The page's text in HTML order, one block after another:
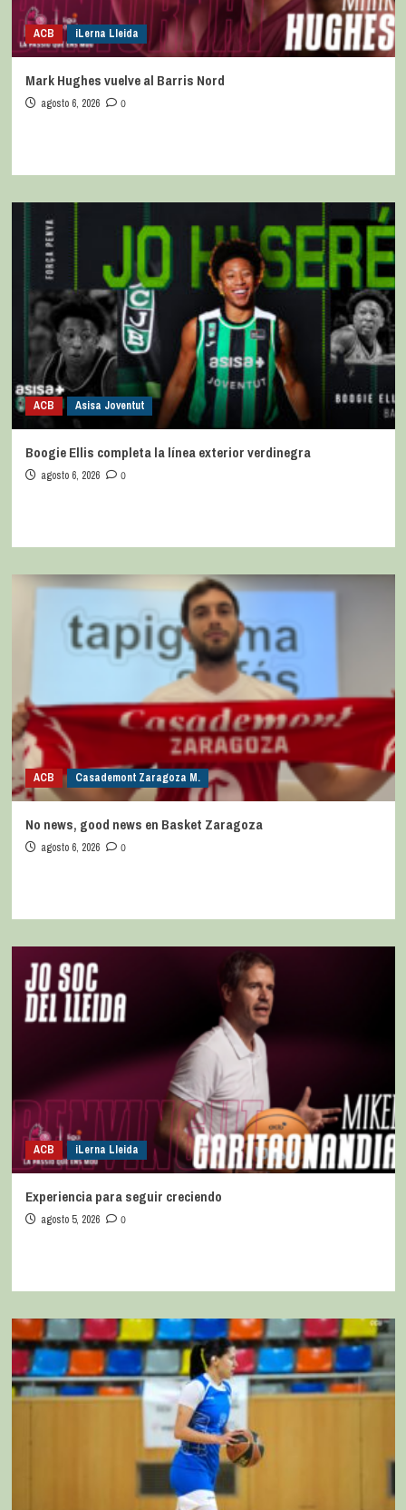
ACB iLerna Lleida
Mark Hughes vuelve al Barris Nord
agosto 6, 2026 0
ACB Asisa Joventut
Boogie Ellis completa la línea exterior verdinegra
agosto 6, 2026 0
ACB Casademont Zaragoza M.
No news, good news en Basket Zaragoza
agosto 6, 2026 0
ACB iLerna Lleida
Experiencia para seguir creciendo
agosto 5, 2026 0